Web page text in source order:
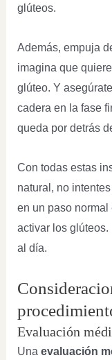
glúteos.
Además, empuja
imagina que
glúteo. Y
cadera en la fase
queda por detrás
Con todas estas
natural, no
en un paso
activar los
al día.
Evaluación
Una evaluación